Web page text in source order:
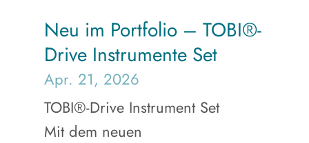
Neu im Portfolio – TOBI®-
Drive Instrumente Set
Apr. 21, 2026
TOBI®-Drive Instrument Set
Mit dem neuen